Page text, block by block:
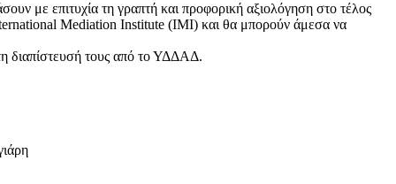
με επιτυχία τη γραπτή και προφορική αξιολόγηση στο τέλος
Mediation Institute (ΙΜΙ) και θα μπορούν άμεσα να
διαπίστευσή τους από το ΥΔΔΑΔ.